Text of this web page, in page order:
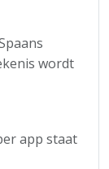
wordt
app staat